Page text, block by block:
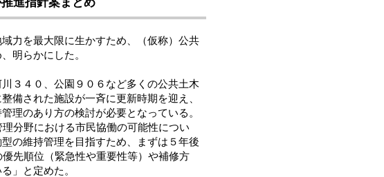
力を最大限に生かすため、（仮称）公共
明らかにした。
３４０、公園９０６など多くの公共土木
備された施設が一斉に更新時期を迎え、
理のあり方の検討が必要となっている。
分野における市民協働の可能性につい
の維持管理を目指すため、まずは５年後
先順位（緊急性や重要性等）や補修方
」と定めた。